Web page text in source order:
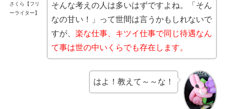
さくら【フリ
ーライター】
そんな考えの人は多いはずですよね。「そん
なの甘い！」って世間は言うかもしれないで
すが、 楽な仕事、キツイ仕事で同じ待遇なん
て事は世の中いくらでも存在します。
はよ！教えて～～な！